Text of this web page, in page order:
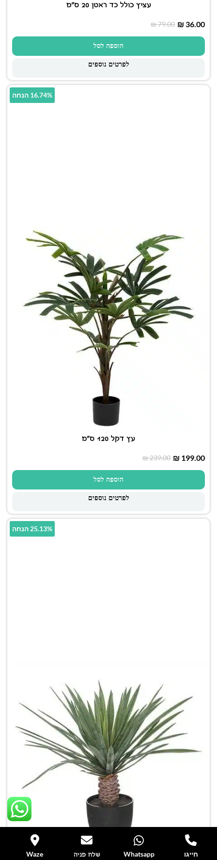
עציץ כולל כד ראטן 20 ס"מ
₪79.00 ₪ 36.00
הוספה לסל
לפרטים נוספים
16.74% הנחה
עץ דקל 120 ס"מ
₪239.00 ₪ 199.00
הוספה לסל
לפרטים נוספים
25.13% הנחה
חייגו Whatsapp שלח פניה Waze